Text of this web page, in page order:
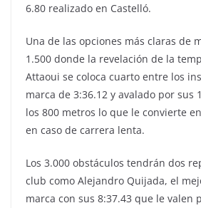
6.80 realizado en Castelló.
Una de las opciones más claras de
1.500 donde la revelación de la
Attaoui se coloca cuarto entre los
marca de 3:36.12 y avalado por sus
los 800 metros lo que le convierte
en caso de carrera lenta.
Los 3.000 obstáculos tendrán dos
club como Alejandro Quijada, el
marca con sus 8:37.43 que le valen